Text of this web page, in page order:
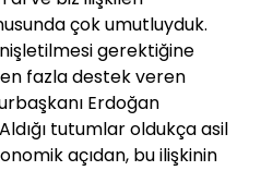
çok umutluyduk.
gerektiğine
fazla destek veren
Erdoğan
tutumlar oldukça asil
açıdan, bu ilişkinin